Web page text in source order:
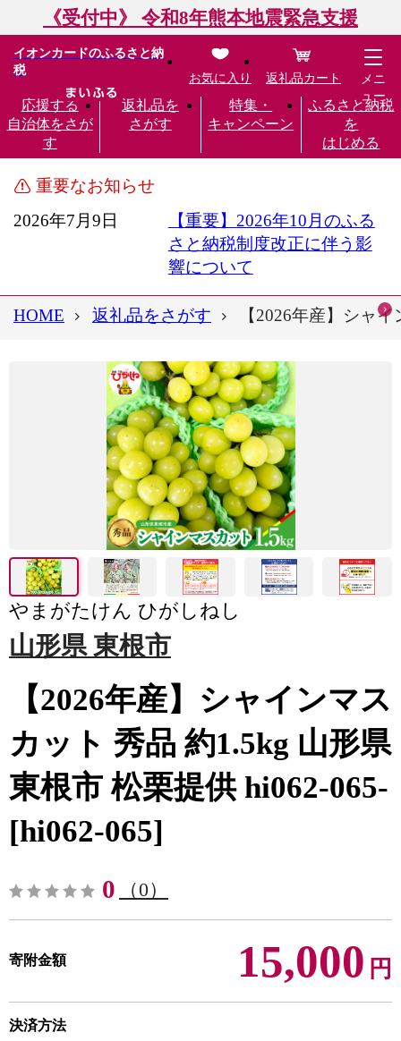
《受付中》 令和8年熊本地震緊急支援
イオンカードのふるさと納
税
応援する
自治体をさが
す
返礼品を
さがす
特集・
キャンペーン
ふるさと納税
を
はじめる
お気に入り 返礼品カート
メニ
ュー
重要なお知らせ
2026年7月9日
【重要】2026年10月のふる
さと納税制度改正に伴う影
響について
HOME 返礼品をさがす 【2026年産】シャ
やまがたけん ひがしねし
山形県 東根市
【2026年産】シャインマス
カット 秀品 約1.5kg 山形県
東根市 松栗提供 hi062-065-
[hi062-065]
0 （0）
寄附金額 15,000 円
決済方法